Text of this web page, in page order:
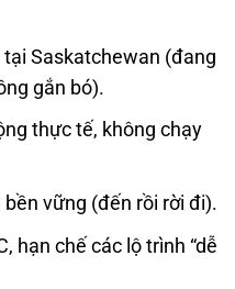
tại Saskatchewan (đang
gắn bó).
thực tế, không chạy
vững (đến rồi rời đi).
hạn chế các lộ trình “dễ